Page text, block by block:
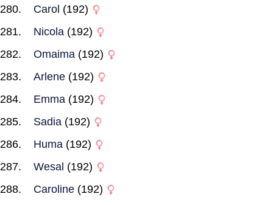
Carol (192)
Nicola (192)
Omaima (192)
Arlene (192)
Emma (192)
Sadia (192)
Huma (192)
Wesal (192)
Caroline (192)